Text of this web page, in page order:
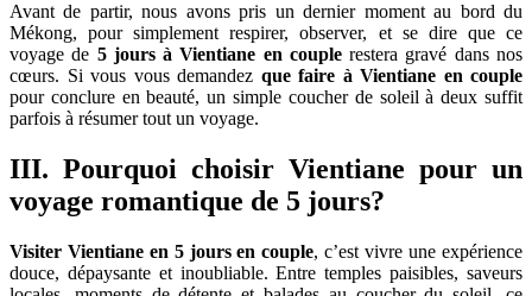
Avant de partir, nous avons pris un dernier moment au bord du
Mékong, pour simplement respirer, observer, et se dire que ce
voyage de 5 jours à Vientiane en couplerestera gravé dans nos
cœurs. Si vous vous demandez que faire à Vientiane en couple
pour conclure en beauté, un simple coucher de soleil à deux suffit
parfois à résumer tout un voyage.
III. Pourquoi choisir Vientiane pour un
voyage romantique de 5 jours?
Visiter Vientiane en 5 jours en couple, c’est vivre une expérience
douce, dépaysante et inoubliable. Entre temples paisibles, saveurs